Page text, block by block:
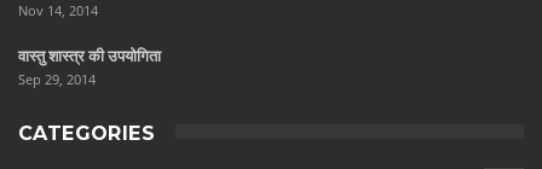
Nov 14, 2014
वास्तु शास्त्र की उपयोगिता
Sep 29, 2014
CATEGORIES